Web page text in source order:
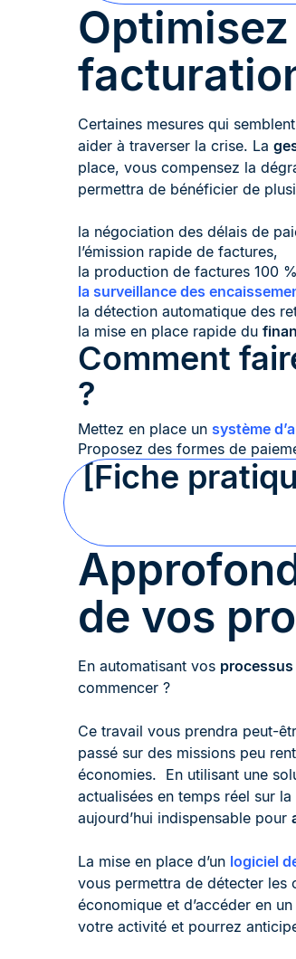
Certaines mesures qui semblent
aider à traverser la crise. La
place, vous compensez la
permettra de bénéficier de
la négociation des délais de
l’émission rapide de factures,
la production de factures 100
la surveillance des
la détection automatique des
la mise en place rapide du
Comment
?
Mettez en place un système
Proposez des formes de
[Fiche
de vos
En automatisant vos
commencer ?
Ce travail vous prendra peut-
passé sur des missions peu
économies. En utilisant une
actualisées en temps réel sur
aujourd’hui indispensable pour
La mise en place d’un logiciel
vous permettra de détecter les
économique et d’accéder en
votre activité et pourrez